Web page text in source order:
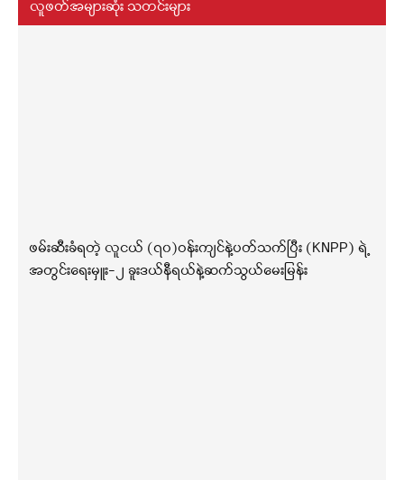
လူဖတ်အများဆုံး သတင်းများ
ဖမ်းဆီးခံရတဲ့ လူငယ် (၇၀)ဝန်းကျင်နဲ့ပတ်သက်ပြီး (KNPP) ရဲ့
အတွင်းရေးမှူး-၂ ခူးဒယ်နီရယ်နဲ့ဆက်သွယ်မေးမြန်း